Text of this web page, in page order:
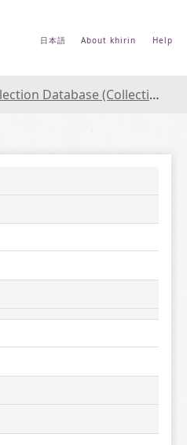
日本語 About khirin Help
Database of the National Museum of Japanese History)